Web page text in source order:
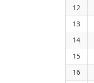
12
13
14
15
16